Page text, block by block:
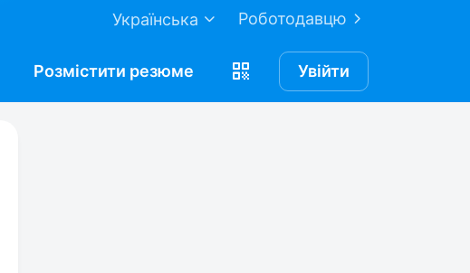
Роботодавцю
Українська
Розмістити резюме Увійти